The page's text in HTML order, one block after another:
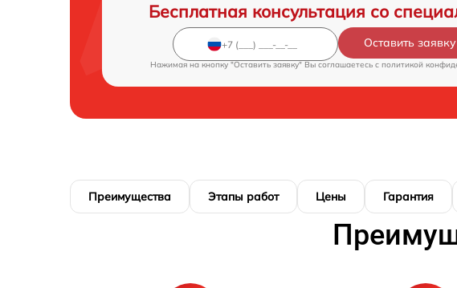
Бесплатная консультация со
Оставить заявку
Нажимая на кнопку "Оставить заявку" Вы соглашаетесь c политикой
Преимущества Этапы работ Цены Гарантия